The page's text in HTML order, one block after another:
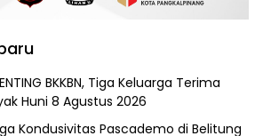
BKKBN, Tiga Keluarga Terima
Huni 8 Agustus 2026
Kondusivitas Pascademo di Belitung